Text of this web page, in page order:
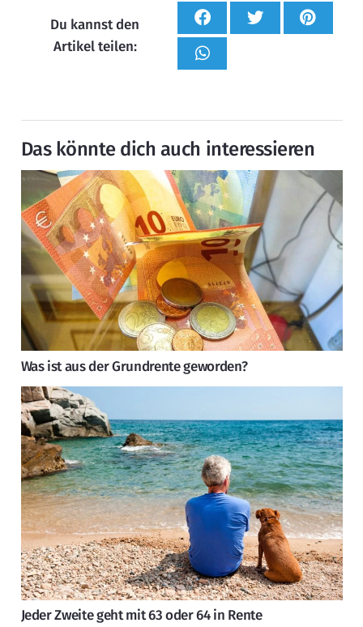
Du kannst den
Artikel teilen:
Das könnte dich auch interessieren
Was ist aus der Grundrente geworden?
Jeder Zweite geht mit 63 oder 64 in Rente